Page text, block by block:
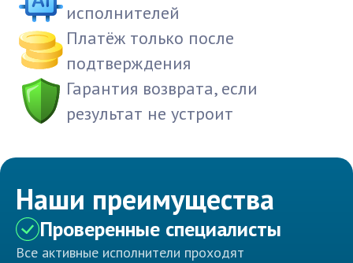
исполнителей
Платёж только после
подтверждения
Гарантия возврата, если
результат не устроит
Наши преимущества
Проверенные специалисты
Все активные исполнители проходят